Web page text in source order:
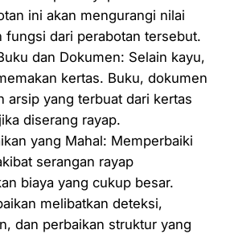
ini akan mengurangi nilai
fungsi dari perabotan tersebut.
dan Dokumen: Selain kayu,
kertas. Buku, dokumen
arsip yang terbuat dari kertas
diserang rayap.
yang Mahal: Memperbaiki
serangan rayap
biaya yang cukup besar.
melibatkan deteksi,
dan perbaikan struktur yang